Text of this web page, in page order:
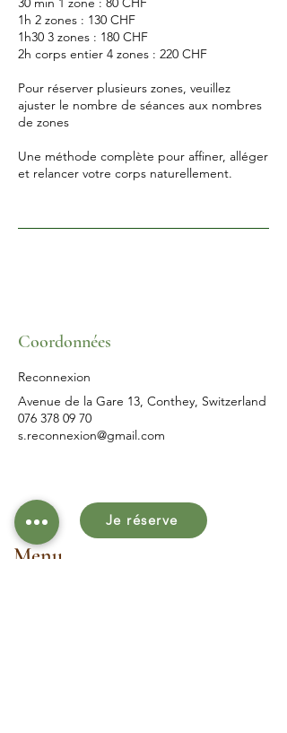
1h 2 zones : 130 CHF
1h30 3 zones : 180 CHF
2h corps entier 4 zones : 220 CHF
Pour réserver plusieurs zones, veuillez
ajuster le nombre de séances aux nombres
de zones
Une méthode complète pour affiner, alléger
et relancer votre corps naturellement.
Coordonnées
Reconnexion
Avenue de la Gare 13, Conthey, Switzerland
076 378 09 70
s.reconnexion@gmail.com
Je réserve
Menu